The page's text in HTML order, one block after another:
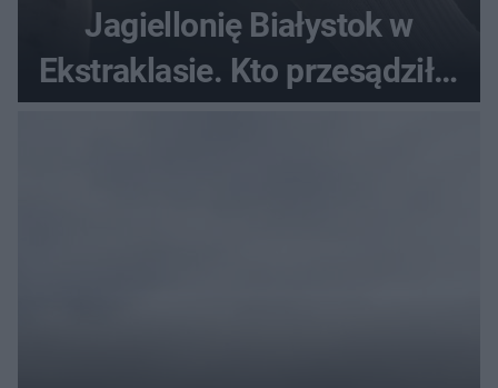
Jagiellonię Białystok w
Ekstraklasie. Kto przesądził o
losach meczu?